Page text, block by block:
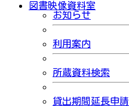
図書映像資料室
お知らせ
利用案内
所蔵資料検索
貸出期間延長申請